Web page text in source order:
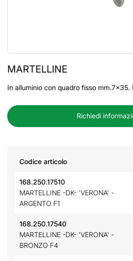
MARTELLINE
In alluminio con quadro fisso mm.7x35.
Richiedi
Codice articolo
168.250.17510
MARTELLINE -DK- 'VERONA' -
ARGENTO F1
168.250.17540
MARTELLINE -DK- 'VERONA' -
BRONZO F4